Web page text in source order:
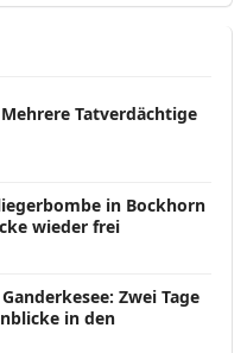
Tatverdächtige
in Bockhorn
wieder frei
Zwei Tage
in den